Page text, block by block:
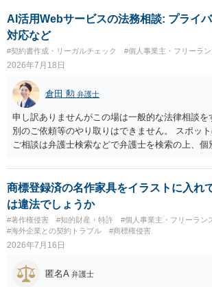
AI活用Webサービスの法務相談: プライ
対応など
#契約書作成・リーガルチェック #個人事業主・フリーラン
2026年7月18日
倉田 勲 弁護士
申し訳ありませんがこの場は一般的な法律相談を
別のご依頼等のやり取りはできません。 スポッ
ご相談は弁護士検索などで弁護士を検索の上、
商標登録済の名作家具をイラストに入れ
は違法でしょうか
#著作権侵害 #知的財産・特許
#個人事業主・フリーラン
#海外企業との契約トラブル
#商標権侵害
2026年7月16日
匿名A 弁護士